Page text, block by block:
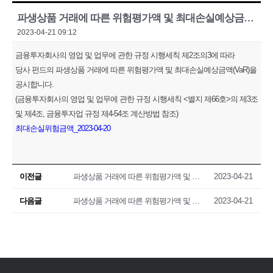
파생상품 거래에 따른 위험평가액 및 최대손실예상금액(VaR) 공시(2023.04.20)
2023-04-21 09:12
금융투자회사의 영업 및 업무에 관한 규정 시행세칙 제2조의3에 따라
당사 펀드의 파생상품 거래에 따른 위험평가액 및 최대손실예상금액(VaR)을
공시합니다.
(금융투자회사의 영업 및 업무에 관한 규정 시행세칙 <별지 제66호>의 제3조
및 제4조, 금융투자업 규정 제4-54조 계산방법 참조)
최대손실위험금액_2023-04-20
이전글 파생상품 거래에 따른 위험평가액 및 최대손실예상금액(VaR) 공시(2023.04.19) 2023-04-21
다음글 파생상품 거래에 따른 위험평가액 및 최대손실예상금액(VaR) 공시(2023.04.21) 2023-04-21